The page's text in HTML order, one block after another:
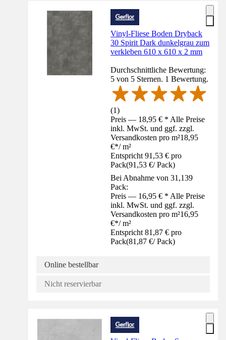
Vinyl-Fliese Boden Dryback
30 Spirit Dark dunkelgrau zum
verkleben 610 x 610 x 2 mm
Durchschnittliche Bewertung:
5 von 5 Sternen. 1 Bewertung.
(1)
Preis — 18,95 € * Alle Preise
inkl. MwSt. und ggf. zzgl.
Versandkosten pro m²18,95
€*/ m²
Entspricht 91,53 € pro
Pack(91,53 €/ Pack)
Bei Abnahme von 31,139
Pack:
Preis — 16,95 € * Alle Preise
inkl. MwSt. und ggf. zzgl.
Versandkosten pro m²16,95
€*/ m²
Entspricht 81,87 € pro
Pack(81,87 €/ Pack)
Online bestellbar
Nicht reservierbar